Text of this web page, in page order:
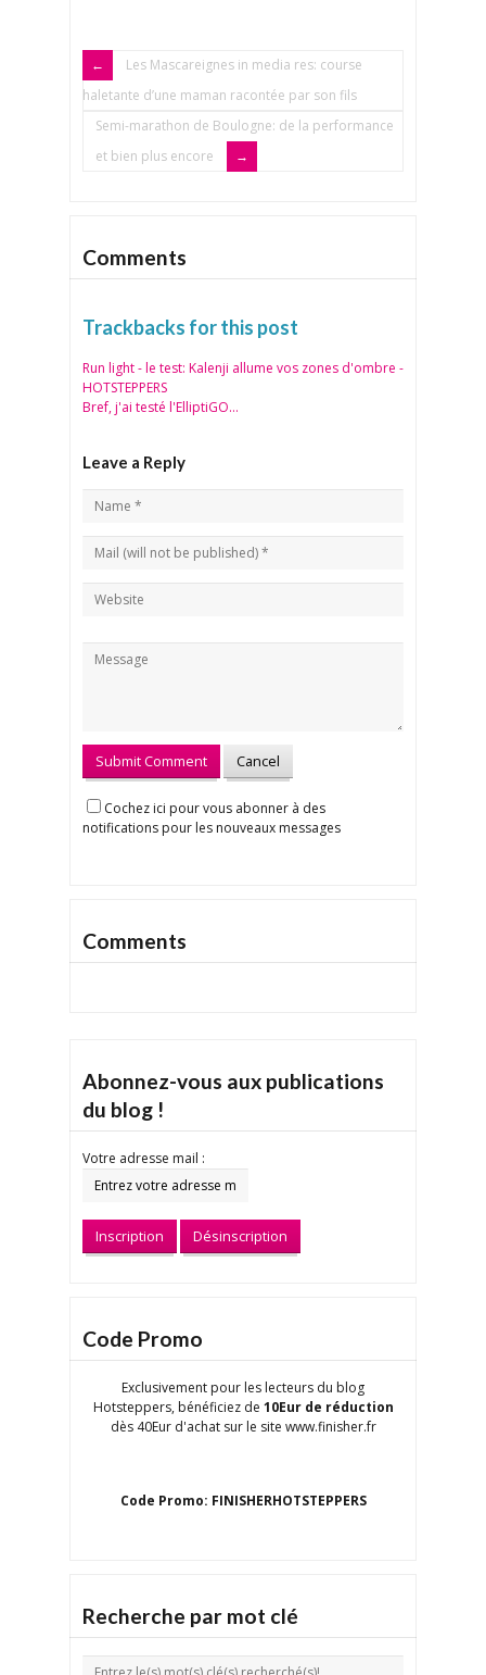
Les Mascareignes in media res: course
haletante d’une maman racontée par son fils
Semi-marathon de Boulogne: de la performance
et bien plus encore
Comments
Trackbacks for this post
Run light - le test: Kalenji allume vos zones d'ombre -
HOTSTEPPERS
Bref, j'ai testé l'ElliptiGO...
Leave a Reply
Cochez ici pour vous abonner à des
notifications pour les nouveaux messages
Comments
Abonnez-vous aux publications
du blog !
Votre adresse mail :
Code Promo
Exclusivement pour les lecteurs du blog
Hotsteppers, bénéficiez de 10Eur de réduction
dès 40Eur d'achat sur le site www.finisher.fr
Code Promo: FINISHERHOTSTEPPERS
Recherche par mot clé